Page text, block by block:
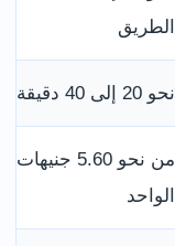
الطريق
نحو 20 إلى 40 دقيقة
من نحو 5.60
الواحد